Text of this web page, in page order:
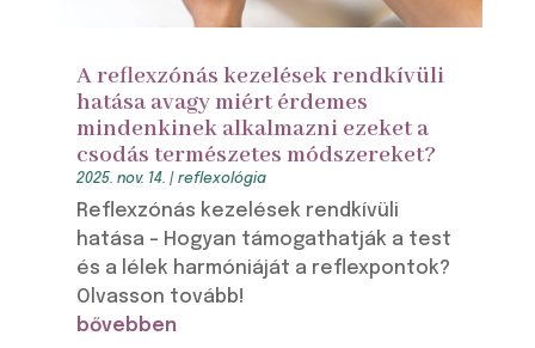
A reflexzónás kezelések rendkívüli
hatása avagy miért érdemes
mindenkinek alkalmazni ezeket a
csodás természetes módszereket?
2025. nov. 14. | reflexológia
Reflexzónás kezelések rendkívüli
hatása – Hogyan támogathatják a test
és a lélek harmóniáját a reflexpontok?
Olvasson tovább!
bővebben